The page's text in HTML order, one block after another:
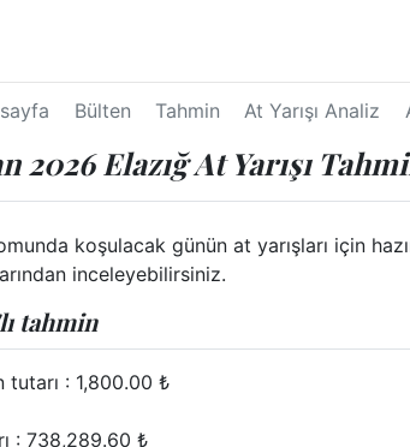
Bülten Tahmin At Yarışı Analiz
2026 Elazığ At Yarışı
koşulacak günün at yarışları için
inceleyebilirsiniz.
tahmin
tutarı : 1,800.00 ₺
: 738,289.60 ₺